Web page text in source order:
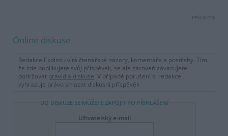
reklama
Online diskuse
Redakce Ekolistu vítá čtenářské názory, komentáře a postřehy. Tím,
že zde publikujete svůj příspěvek, se ale zároveň zavazujete
dodržovat pravidla diskuse. V případě porušení si redakce
vyhrazuje právo smazat diskusní příspěvěk
DO DISKUZE SE MŮŽETE ZAPOJIT PO PŘIHLÁŠENÍ
Uživatelský e-mail